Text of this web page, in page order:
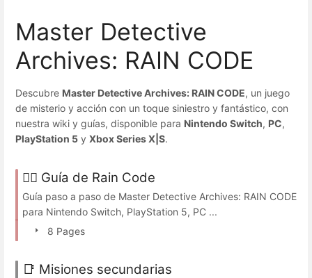
Master Detective
Archives: RAIN CODE
Descubre Master Detective Archives: RAIN CODE, un juego
de misterio y acción con un toque siniestro y fantástico, con
nuestra wiki y guías, disponible para Nintendo Switch, PC,
PlayStation 5 y Xbox Series X|S.
🕵️‍♂️ Guía de Rain Code
Guía paso a paso de Master Detective Archives: RAIN CODE
para Nintendo Switch, PlayStation 5, PC ...
8 Pages
📑 Misiones secundarias